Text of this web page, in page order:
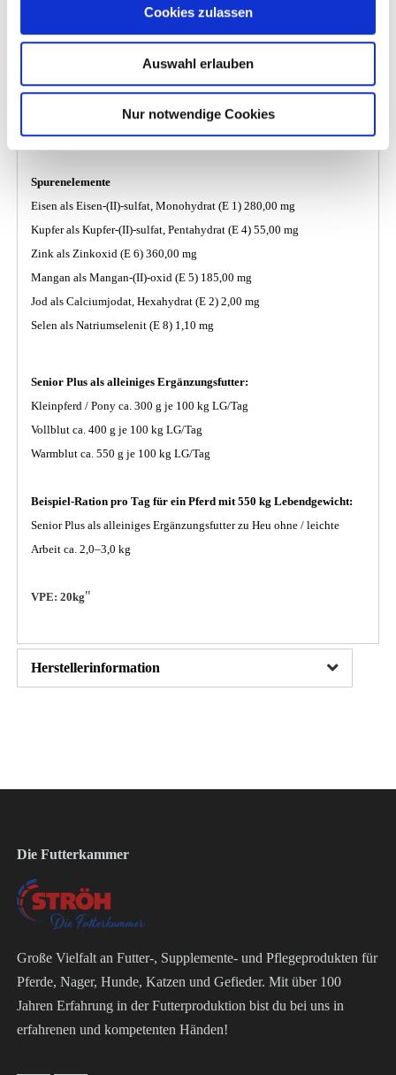
Cookies zulassen
Auswahl erlauben
Nur notwendige Cookies
Vitamin B12 als Vitamin B12-Präparat 90,00 mcg
Nikotinsäure als Nicotinsäure-Präparat 49,00 mg
Spurenelemente
Eisen als Eisen-(II)-sulfat, Monohydrat (E 1) 280,00 mg
Kupfer als Kupfer-(II)-sulfat, Pentahydrat (E 4) 55,00 mg
Zink als Zinkoxid (E 6) 360,00 mg
Mangan als Mangan-(II)-oxid (E 5) 185,00 mg
Jod als Calciumjodat, Hexahydrat (E 2) 2,00 mg
Selen als Natriumselenit (E 8) 1,10 mg
Senior Plus als alleiniges Ergänzungsfutter:
Kleinpferd / Pony ca. 300 g je 100 kg LG/Tag
Vollblut ca. 400 g je 100 kg LG/Tag
Warmblut ca. 550 g je 100 kg LG/Tag
Beispiel-Ration pro Tag für ein Pferd mit 550 kg Lebendgewicht:
Senior Plus als alleiniges Ergänzungsfutter zu Heu ohne / leichte
Arbeit ca. 2,0–3,0 kg
VPE: 20kg"
Herstellerinformation
Die Futterkammer
Große Vielfalt an Futter-, Supplemente- und Pflegeprodukten für
Pferde, Nager, Hunde, Katzen und Gefieder. Mit über 100
Jahren Erfahrung in der Futterproduktion bist du bei uns in
erfahrenen und kompetenten Händen!